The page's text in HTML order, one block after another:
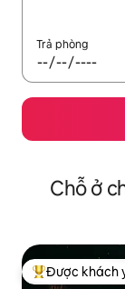
Trả phòng
Chỗ ở
Được khách
Được khách